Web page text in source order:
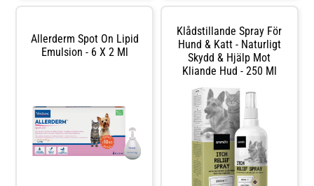
Butylmetoxidibensoylmetan (UVA)
Bensofenon-3 (UVB, kort UVA)
Etylhexylmetoxikinnamat (UVB)
för missfärgningar.
Allerderm Spot On Lipid
Emulsion - 6 X 2 Ml
Klådstillande Spray För
Hund & Katt - Naturligt
Skydd & Hjälp Mot
Kliande Hud - 250 Ml